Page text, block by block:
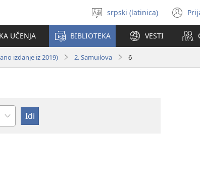
Izaberi
jezik
srpski (latinica)
UČENJA BIBLIOTEKA VESTI
izdanje iz 2019) 2. Samuilova 6